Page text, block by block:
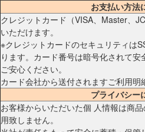
お支払い方法
クレジットカード（VISA、Master、
いただけます。
※クレジットカードのセキュリティは
ります。カード番号は暗号化されて
ご安心ください。
カード会社から送付されますご利用明
プライバシー
お客様からいただいた個 人情報は商
用致しません。